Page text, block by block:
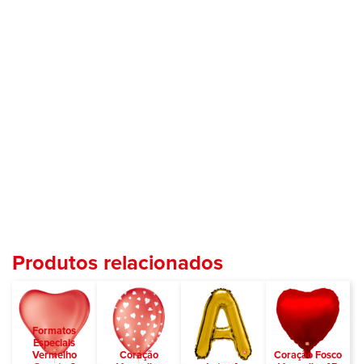
Produtos relacionados
Formatos
Especiais
Vermelho Coração Coração Fosco